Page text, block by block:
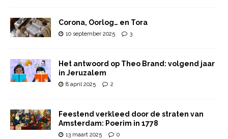
Corona, Oorlog… en Tora
10 september 2025 3
Het antwoord op Theo Brand: volgend jaar
in Jeruzalem
8 april 2025 2
Feestend verkleed door de straten van
Amsterdam: Poerim in 1778
13 maart 2025 0